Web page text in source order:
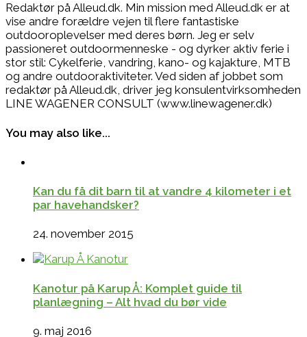
Redaktør på Alleud.dk. Min mission med Alleud.dk er at
vise andre forældre vejen til flere fantastiske
outdooroplevelser med deres børn. Jeg er selv
passioneret outdoormenneske - og dyrker aktiv ferie i
stor stil: Cykelferie, vandring, kano- og kajakture, MTB
og andre outdooraktiviteter. Ved siden af jobbet som
redaktør på Alleud.dk, driver jeg konsulentvirksomheden
LINE WAGENER CONSULT (www.linewagener.dk)
You may also like...
Kan du få dit barn til at vandre 4 kilometer i et
par havehandsker?
24. november 2015
Kanotur på Karup Å: Komplet guide til
planlægning – Alt hvad du bør vide
9. maj 2016